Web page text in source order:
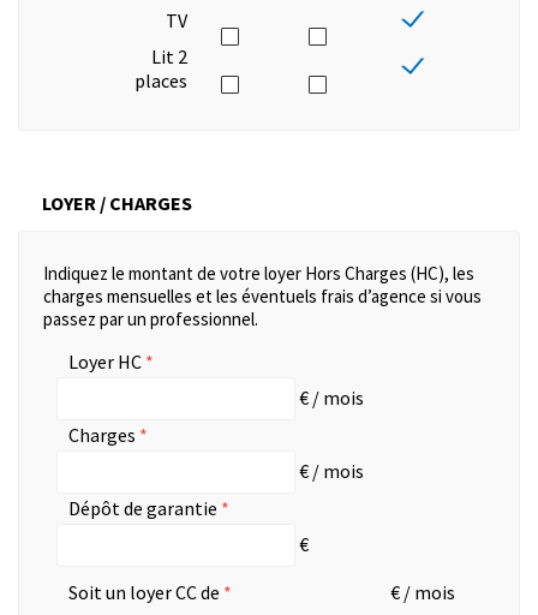
TV
Lit 2
places
LOYER / CHARGES
Indiquez le montant de votre loyer Hors Charges (HC), les
charges mensuelles et les éventuels frais d’agence si vous
passez par un professionnel.
Loyer HC
€ / mois
Charges
€ / mois
Dépôt de garantie
€
Soit un loyer CC de
€ / mois